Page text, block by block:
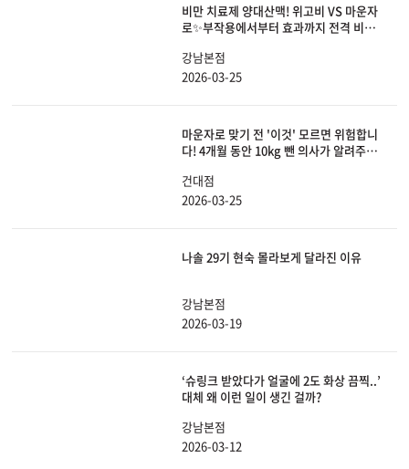
비만 치료제 양대산맥! 위고비 VS 마운자
로✨부작용에서부터 효과까지 전격 비교
강남본점
2026-03-25
마운자로 맞기 전 '이것' 모르면 위험합니
다! 4개월 동안 10kg 뺀 의사가 알려주는
건대점
2026-03-25
나솔 29기 현숙 몰라보게 달라진 이유
강남본점
2026-03-19
‘슈링크 받았다가 얼굴에 2도 화상 끔찍..’
대체 왜 이런 일이 생긴 걸까?
강남본점
2026-03-12